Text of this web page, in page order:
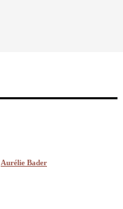
Aurélie Bader